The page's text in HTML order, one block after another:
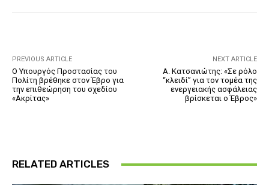
PREVIOUS ARTICLE
Ο Υπουργός Προστασίας του
Πολίτη βρέθηκε στον Έβρο για
την επιθεώρηση του σχεδίου
«Ακρίτας»
NEXT ARTICLE
Α. Κατσανιώτης: «Σε ρόλο
“κλειδί” για τον τομέα της
ενεργειακής ασφάλειας
βρίσκεται ο Έβρος»
RELATED ARTICLES